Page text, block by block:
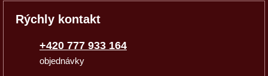
Rýchly kontakt
+420 777 933 164
objednávky